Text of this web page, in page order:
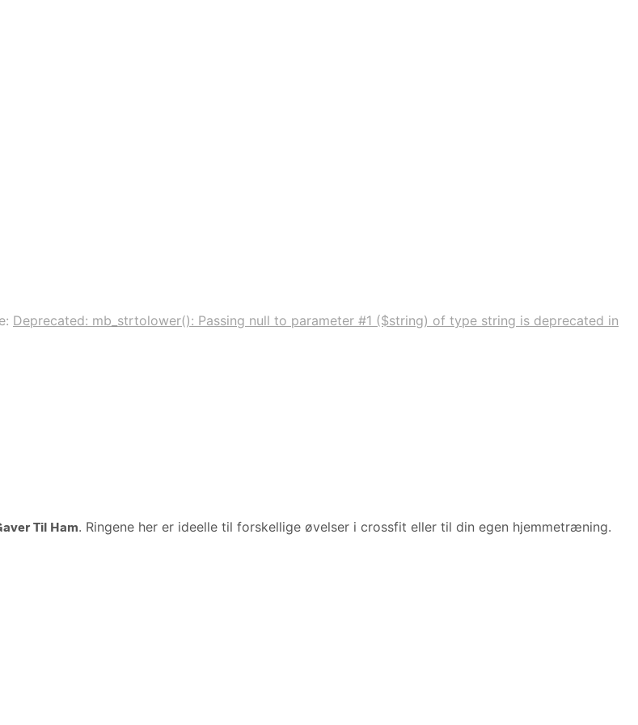
Deprecated: mb_strtolower(): Passing null to parameter #1 ($string) of type string is deprecated in
Til Ham. Ringene her er ideelle til forskellige øvelser i crossfit eller til din egen hjemmetræning.